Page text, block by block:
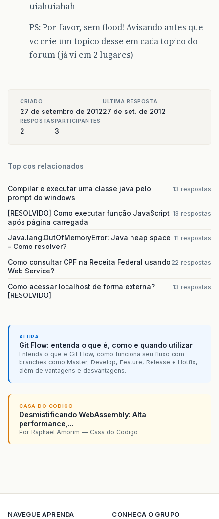
uiahuiahah
PS: Por favor, sem flood! Avisando antes que
vc crie um topico desse em cada topico do
forum (já vi em 2 lugares)
CRIADO
27 de setembro de 2012
ULTIMA RESPOSTA
27 de set. de 2012
RESPOSTAS
2
PARTICIPANTES
3
Topicos relacionados
Compilar e executar uma classe java pelo
prompt do windows
13 respostas
[RESOLVIDO] Como executar função JavaScript
após página carregada
13 respostas
Java.lang.OutOfMemoryError: Java heap space
- Como resolver?
11 respostas
Como consultar CPF na Receita Federal usando
Web Service?
22 respostas
Como acessar localhost de forma externa?
[RESOLVIDO]
13 respostas
ALURA
Git Flow: entenda o que é, como e quando utilizar
Entenda o que é Git Flow, como funciona seu fluxo com
branches como Master, Develop, Feature, Release e Hotfix,
além de vantagens e desvantagens.
CASA DO CODIGO
Desmistificando WebAssembly: Alta
performance,...
Por Raphael Amorim — Casa do Codigo
NAVEGUE APRENDA CONHECA O GRUPO